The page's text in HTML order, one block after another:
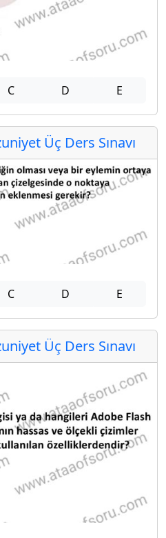
C D E
Üç Ders Sınavı
C D E
Üç Ders Sınavı